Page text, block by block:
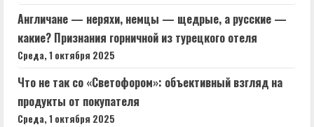
Англичане — неряхи, немцы — щедрые, а русские —
какие? Признания горничной из турецкого отеля
Среда, 1 октября 2025
Что не так со «Светофором»: объективный взгляд на
продукты от покупателя
Среда, 1 октября 2025